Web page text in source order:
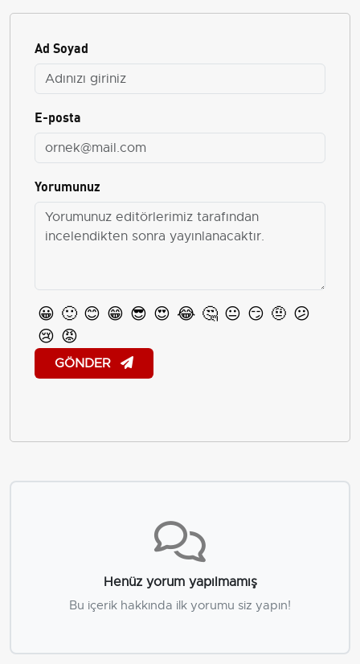
Ad Soyad
E-posta
Yorumunuz
😀 🙂 😊 😁 😎 😍 😂 🤔 😐 😏 🤨 😕
😢 😡
GÖNDER
Henüz yorum yapılmamış
Bu içerik hakkında ilk yorumu siz yapın!